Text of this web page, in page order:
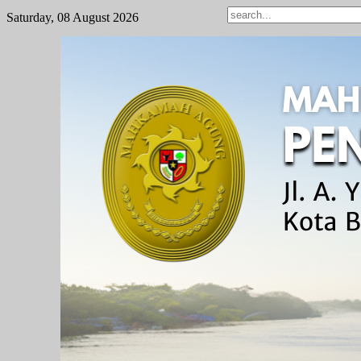
Saturday, 08 August 2026